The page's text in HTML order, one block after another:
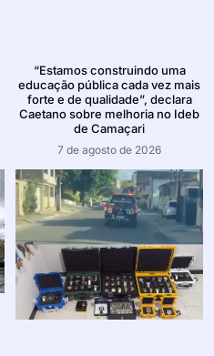
“Estamos construindo uma
educação pública cada vez mais
forte e de qualidade”, declara
Caetano sobre melhoria no Ideb
de Camaçari
7 de agosto de 2026